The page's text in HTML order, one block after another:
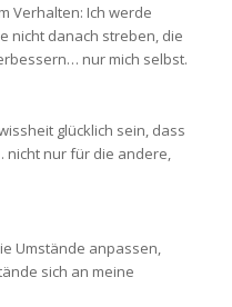
Verhalten: Ich werde
nicht danach streben, die
nur mich selbst.
glücklich sein, dass
nicht nur für die andere,
Umstände anpassen,
sich an meine